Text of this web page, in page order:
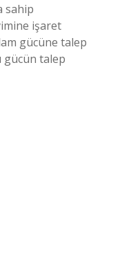
sahip
işaret
gücüne talep
gücün talep